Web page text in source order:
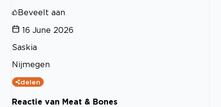
Beveelt aan
16 June 2026
Saskia
Nijmegen
delen
Reactie van Meat & Bones